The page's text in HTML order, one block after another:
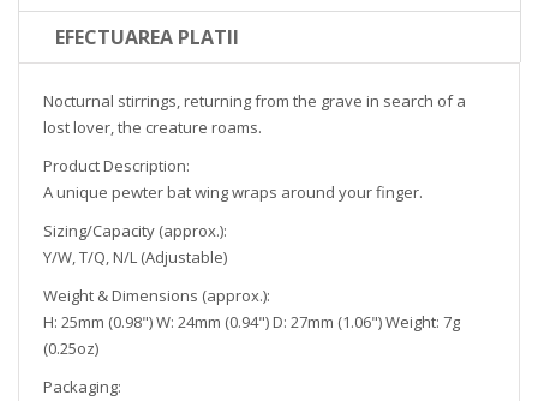
EFECTUAREA PLATII
Nocturnal stirrings, returning from the grave in search of a
lost lover, the creature roams.
Product Description:
A unique pewter bat wing wraps around your finger.
Sizing/Capacity (approx.):
Y/W, T/Q, N/L (Adjustable)
Weight & Dimensions (approx.):
H: 25mm (0.98") W: 24mm (0.94") D: 27mm (1.06") Weight: 7g
(0.25oz)
Packaging: